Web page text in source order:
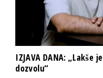
IZJAVA DANA: „Lakše
dozvolu“